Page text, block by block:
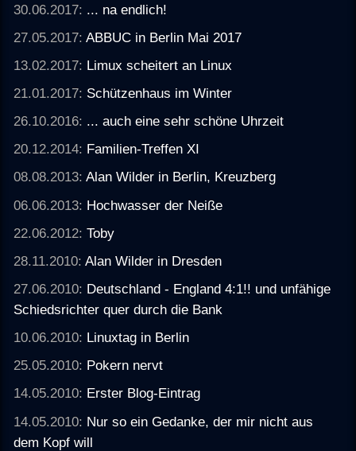
30.06.2017: ... na endlich!
27.05.2017:ABBUC in Berlin Mai 2017
13.02.2017: Limux scheitert an Linux
21.01.2017: Schützenhaus im Winter
26.10.2016: ... auch eine sehr schöne Uhrzeit
20.12.2014: Familien-Treffen XI
08.08.2013:Alan Wilder in Berlin, Kreuzberg
06.06.2013: Hochwasser der Neiße
22.06.2012:Toby
28.11.2010:Alan Wilder in Dresden
27.06.2010: Deutschland - England 4:1!! und unfähige
Schiedsrichter quer durch die Bank
10.06.2010: Linuxtag in Berlin
25.05.2010: Pokern nervt
14.05.2010: Erster Blog-Eintrag
14.05.2010: Nur so ein Gedanke, der mir nicht aus
dem Kopf will